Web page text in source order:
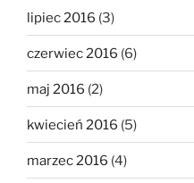
lipiec 2016 (3)
czerwiec 2016 (6)
maj 2016 (2)
kwiecień 2016 (5)
marzec 2016 (4)